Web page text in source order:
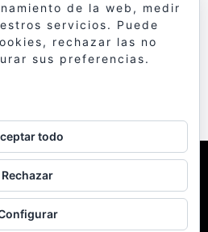
Arquitectos
de la web, medir
servicios. Puede
rechazar las no
sus preferencias.
todo
Rechazar